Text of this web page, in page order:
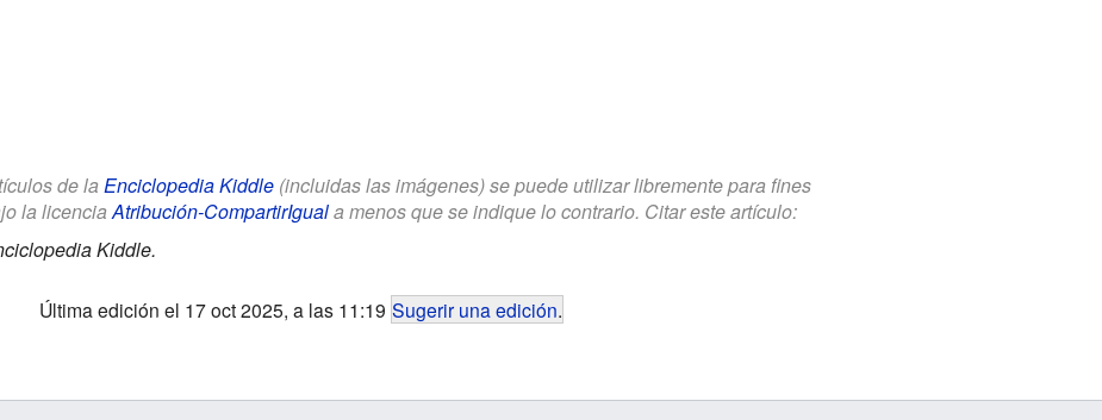
de la Enciclopedia Kiddle(incluidas las imágenes) se puede utilizar libremente para fines
la licenciaAtribución-CompartirIguala menos que se indique lo contrario. Citar este artículo:
Kiddle.
Última edición el 17 oct 2025, a las 11:19 Sugerir una edición.